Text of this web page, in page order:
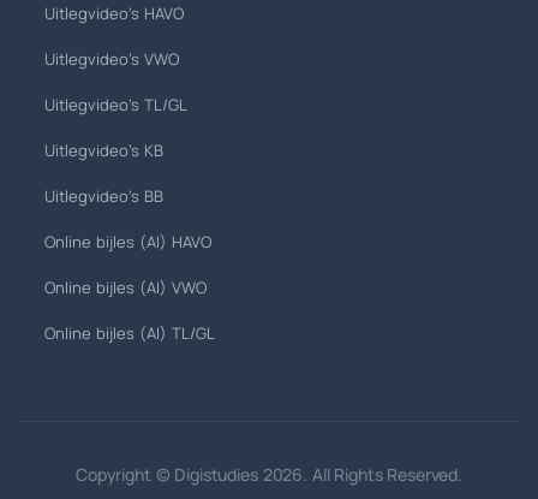
Uitlegvideo's HAVO
Uitlegvideo's VWO
Uitlegvideo's TL/GL
Uitlegvideo's KB
Uitlegvideo's BB
Online bijles (AI) HAVO
Online bijles (AI) VWO
Online bijles (AI) TL/GL
Copyright © Digistudies 2026. All Rights Reserved.